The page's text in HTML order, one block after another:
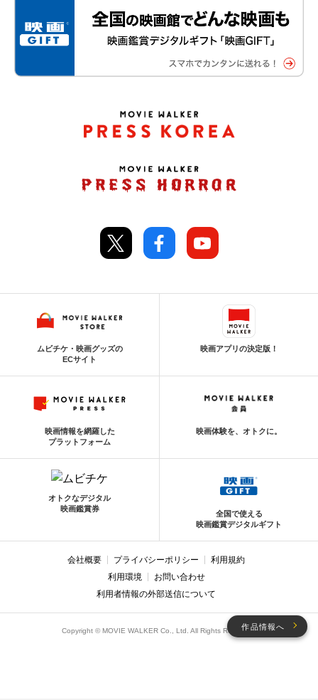
作品情報へ
ムビチケ・映画グッズの
ECサイト
映画アプリの決定版！
映画情報を網羅した
プラットフォーム
映画体験を、オトクに。
オトクなデジタル
映画鑑賞券
全国で使える
映画鑑賞デジタルギフト
会社概要 プライバシーポリシー
利用規約
利用環境
お問い合わせ
利用者情報の外部送信について
Copyright © MOVIE WALKER Co., Ltd. All Rights Reserved.